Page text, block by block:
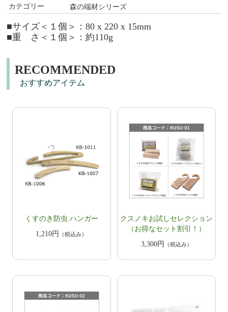
カテゴリー 森の端材シリーズ
■サイズ＜１個＞：80 x 220 x 15mm
■重 さ＜１個＞：約110g
RECOMMENDED
おすすめアイテム
くすのき防虫 ハンガー
1,210円
（税込み）
クスノキお試しセレクション
（お得なセット割引！）
3,300円
（税込み）